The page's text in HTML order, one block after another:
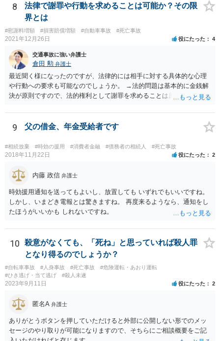
ば、裁判になると思いますが、勝算はありますか？ →共済組合の対応
はやや硬直的なように感じますが、相手方の言い分が通るか、そして
その裏返しとして裁判での勝算があるかは、共済約款などに規定され
ている給付金の支給要件や、証拠の有無によってきますので、この掲
示板では最終的な回答というのは難しいと思われます。 金額も大き
く、非常に重要な件かと思いますので、今後の方針の検討も含め一度
面談にて法律相談をされることをおすすめします。
8
法律で謝罪や行動を求めることは可能か？その限
界とは
#慰謝料増額 #損害賠償増額 #自動車事故 #死亡事故
2021年12月26日 役にたった 4
交通事故に強い弁護士
倉田 勲 弁護士
最近聞く様になったのですが、法律的には相手に対する具体的な心理
や行動への要求も可能なのでしょうか。 →法的問題は基本的に金銭解
決が原則ですので、法的権利として謝罪を求めることは原則としてで
書に相手の合意の下で謝罪の文言を入れることはあります。それ以上
に相手に謝罪を強制することはできません。
9 父の借金、年金受給者です
#相続放棄 #時効の援用 #消費者金融 #債務者の相続人 #死亡事故
2018年11月22日 役にたった 2
内藤 政信 弁護士
時効援用通知を送ってもよいし、放置しても いずれでもいいですね。
しかし、いまどき電報とは驚きますね。 再度来るようなら、通知をし
たほうがいいかも しれないですね。
10
殺意がなくても、「死ね」と思っていれば殺人罪
となり得るのでしょうか？
#自転車事故 #人身事故 #死亡事故
#危険運転・あおり運転
#ひき逃げ・当て逃げ
#殺人未遂
2023年9月11日 役にたった 2
匿名A 弁護士
ありがとうボタンを押していただけると外部に公開しない形でのメッ
セージのやり取りが可能になりますので、そちらにご相談概要をご記